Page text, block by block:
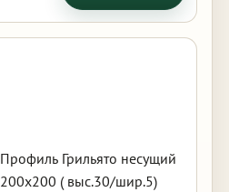
Профиль Грильято несущий
200х200 ( выс.30/шир.5)